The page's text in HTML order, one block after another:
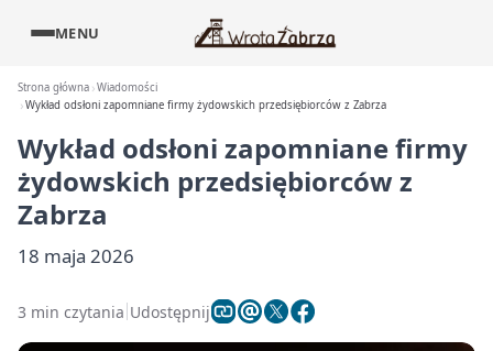
MENU
Strona główna Wiadomości
Wykład odsłoni zapomniane firmy żydowskich przedsiębiorców z Zabrza
Wykład odsłoni zapomniane firmy
żydowskich przedsiębiorców z
Zabrza
18 maja 2026
3 min czytania Udostępnij